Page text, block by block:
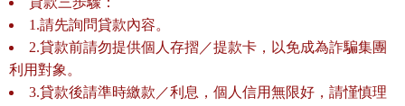
1.請先詢問貸款內容。
2.貸款前請勿提供個人存摺／提款卡，以免成為詐騙集團
利用對象。
3.貸款後請準時繳款／利息，個人信用無限好，請慬慎理